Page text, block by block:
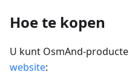
Hoe te kopen
U kunt OsmAnd-
website: